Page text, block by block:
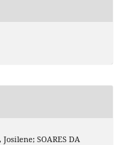
SOARES DA